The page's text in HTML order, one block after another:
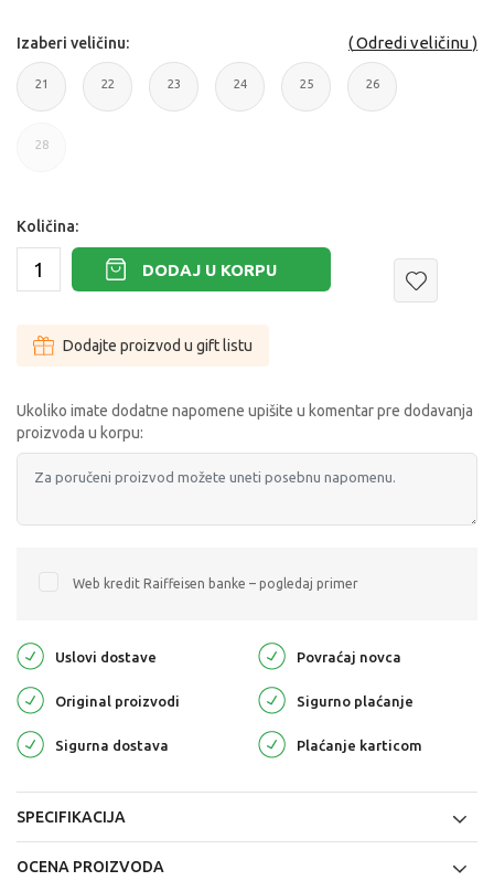
Odredi veličinu
Izaberi veličinu:
21 22 23 24 25 26
28
Količina:
DODAJ U KORPU
Dodajte proizvod u gift listu
Ukoliko imate dodatne napomene upišite u komentar pre dodavanja
proizvoda u korpu:
Web kredit Raiffeisen banke – pogledaj primer
Uslovi dostave Povraćaj novca
Original proizvodi Sigurno plaćanje
Sigurna dostava Plaćanje karticom
SPECIFIKACIJA
OCENA PROIZVODA